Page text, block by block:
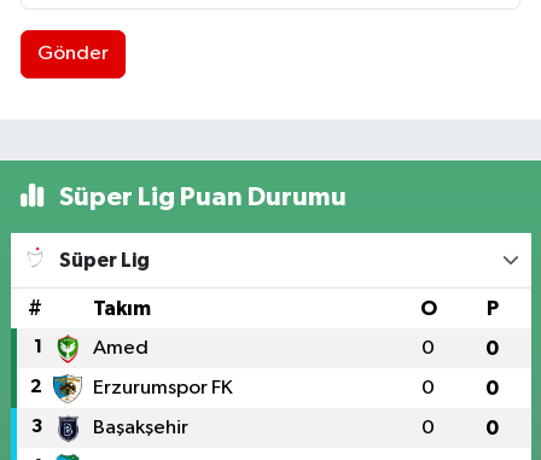
Gönder
Süper Lig Puan Durumu
Süper Lig
# Takım O P
1 Amed 0 0
2 Erzurumspor FK 0 0
3 Başakşehir 0 0